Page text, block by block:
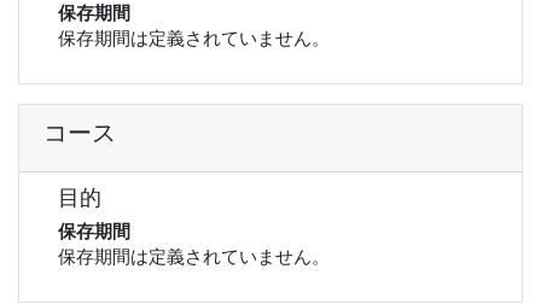
保存期間
保存期間は定義されていません。
コース
目的
保存期間
保存期間は定義されていません。